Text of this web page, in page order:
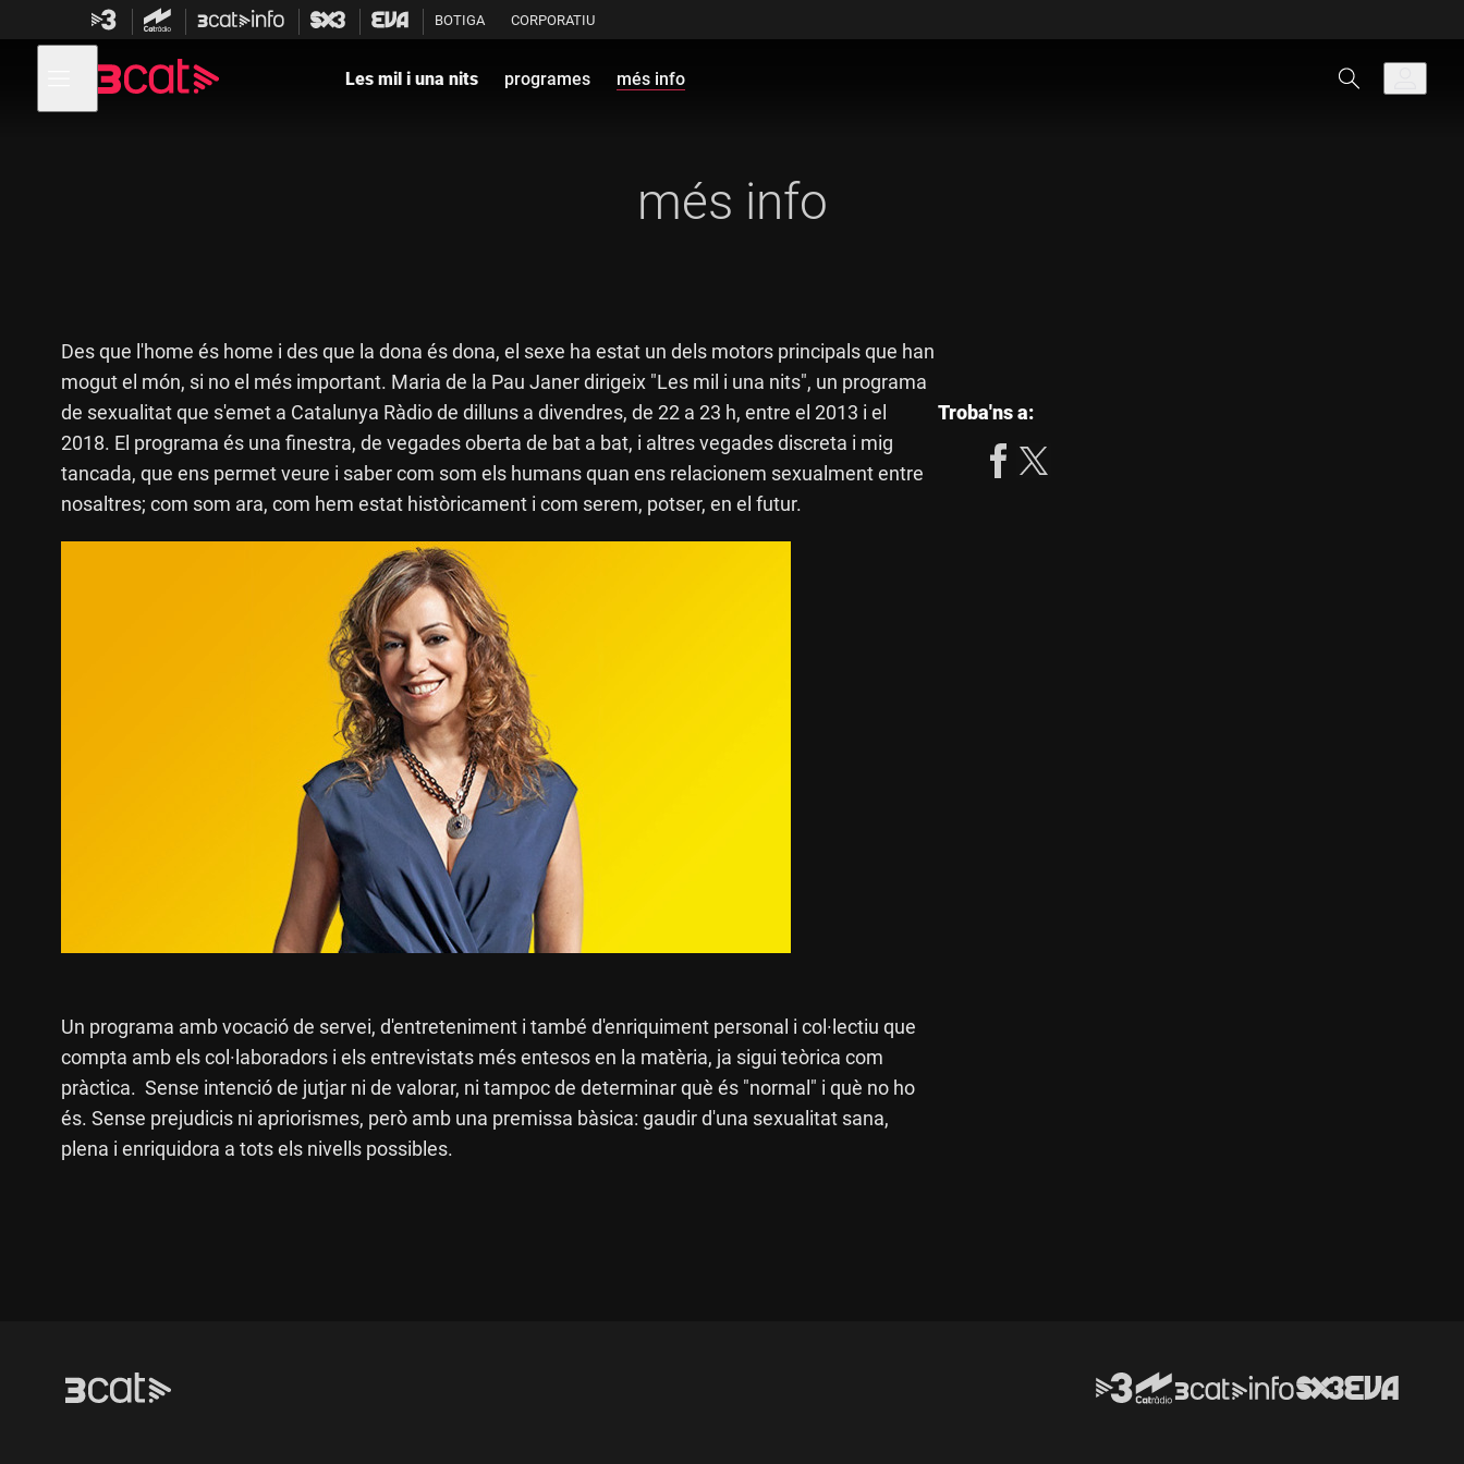
contingut
BOTIGA CORPORATIU
menú
de
Les mil i una nits programes més info
més info
Des que l'home és home i des que la dona és dona, el sexe ha estat un dels motors principals que han
mogut el món, si no el més important. Maria de la Pau Janer dirigeix "Les mil i una nits", un programa
de sexualitat que s'emet a Catalunya Ràdio de dilluns a divendres, de 22 a 23 h, entre el 2013 i el
2018. El programa és una finestra, de vegades oberta de bat a bat, i altres vegades discreta i mig
tancada, que ens permet veure i saber com som els humans quan ens relacionem sexualment entre
nosaltres; com som ara, com hem estat històricament i com serem, potser, en el futur.
Un programa amb vocació de servei, d'entreteniment i també d'enriquiment personal i col·lectiu que
compta amb els col·laboradors i els entrevistats més entesos en la matèria, ja sigui teòrica com
pràctica. Sense intenció de jutjar ni de valorar, ni tampoc de determinar què és "normal" i què no ho
és. Sense prejudicis ni apriorismes, però amb una premissa bàsica: gaudir d'una sexualitat sana,
plena i enriquidora a tots els nivells possibles.
Troba'ns a:les
xarxes
socials